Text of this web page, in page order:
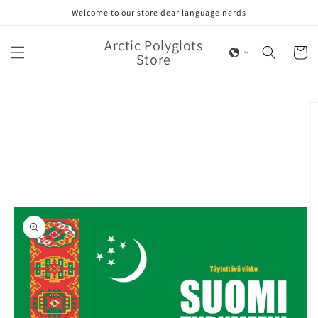
Welcome to our store dear language nerds
Arctic Polyglots
Store Cart